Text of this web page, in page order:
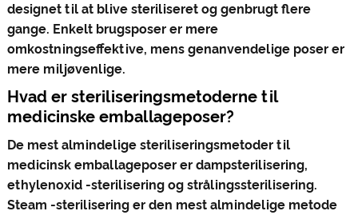
designet til at blive steriliseret og genbrugt flere
gange. Enkelt brugsposer er mere
omkostningseffektive, mens genanvendelige poser er
mere miljøvenlige.
Hvad er steriliseringsmetoderne til
medicinske emballageposer?
De mest almindelige steriliseringsmetoder til
medicinsk emballageposer er dampsterilisering,
ethylenoxid -sterilisering og strålingssterilisering.
Steam -sterilisering er den mest almindelige metode